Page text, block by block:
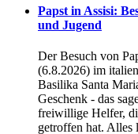
Papst in Assisi:
und Jugend
Der Besuch von
(6.8.2026) im
Basilika Santa
Geschenk - das
freiwillige Helfer,
getroffen hat. Alles